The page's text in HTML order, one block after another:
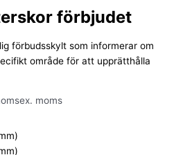
förbjudet
förbudsskylt som informerar om
område för att upprätthålla
ex. moms